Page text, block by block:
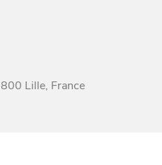
Lille, France
ADRESSES